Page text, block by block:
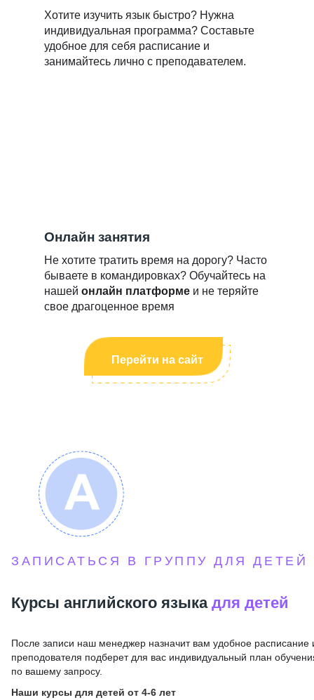
Хотите изучить язык быстро? Нужна
индивидуальная программа? Составьте
удобное для себя расписание и
занимайтесь лично с преподавателем.
Онлайн занятия
Не хотите тратить время на дорогу? Часто
бываете в командировках? Обучайтесь на
нашей онлайн платформе и не теряйте
свое драгоценное время
Перейти на сайт
ЗАПИСАТЬСЯ В ГРУППУ ДЛЯ ДЕТЕЙ
Курсы английского языкадля детей
После записи наш менеджер назначит вам удобное расписание
преподователя подберет для вас индивидуальный план
по вашему запросу.
Наши курсы для детей от 4-6 лет